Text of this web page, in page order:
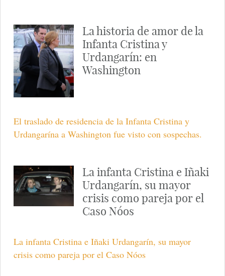
La historia de amor de la
Infanta Cristina y
Urdangarín: en
Washington
El traslado de residencia de la Infanta Cristina y
Urdangarína a Washington fue visto con sospechas.
La infanta Cristina e Iñaki
Urdangarín, su mayor
crisis como pareja por el
Caso Nóos
La infanta Cristina e Iñaki Urdangarín, su mayor
crisis como pareja por el Caso Nóos